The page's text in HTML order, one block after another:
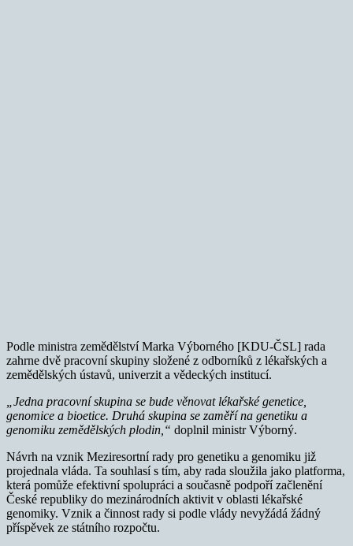
Podle ministra zemědělství Marka Výborného [KDU-ČSL] rada
zahrne dvě pracovní skupiny složené z odborníků z lékařských a
zemědělských ústavů, univerzit a vědeckých institucí.
„Jedna pracovní skupina se bude věnovat lékařské genetice,
genomice a bioetice. Druhá skupina se zaměří na genetiku a
genomiku zemědělských plodin,“ doplnil ministr Výborný.
Návrh na vznik Meziresortní rady pro genetiku a genomiku již
projednala vláda. Ta souhlasí s tím, aby rada sloužila jako platforma,
která pomůže efektivní spolupráci a současně podpoří začlenění
České republiky do mezinárodních aktivit v oblasti lékařské
genomiky. Vznik a činnost rady si podle vlády nevyžádá žádný
příspěvek ze státního rozpočtu.